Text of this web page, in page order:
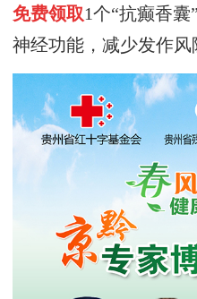
免费领取1个“抗癫香
神经功能，减少发作风